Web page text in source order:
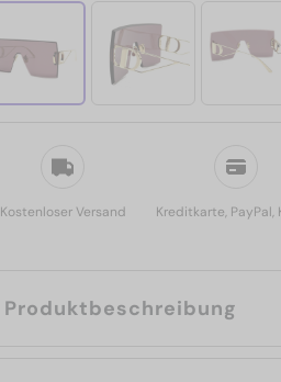
Kostenloser Versand Kreditkarte, PayPal,
Produktbeschreibung